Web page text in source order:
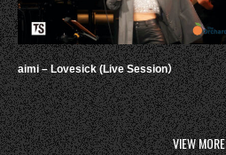
aimi – Lovesick (Live Session）
VIEW MORE